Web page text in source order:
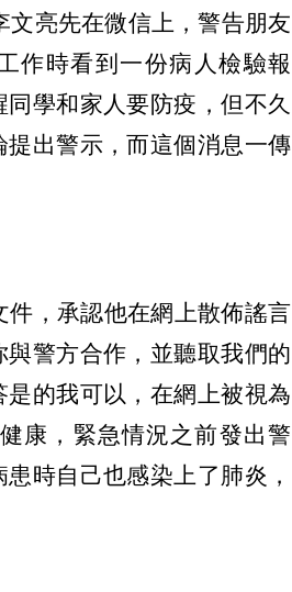
文亮先在微信上，警告朋友
作時看到一份病人檢驗報
學和家人要防疫，但不久
出警示，而這個消息一傳
，承認他在網上散佈謠言
警方合作，並聽取我們的
的我可以，在網上被視為
康，緊急情況之前發出警
時自己也感染上了肺炎，